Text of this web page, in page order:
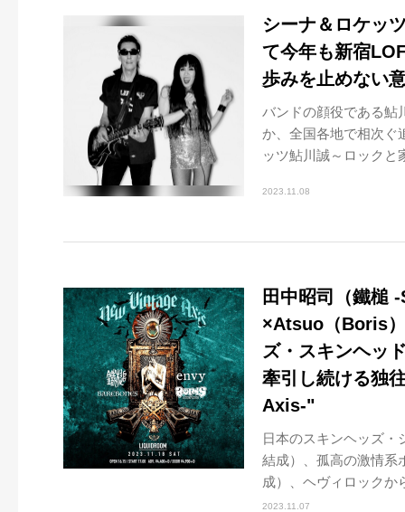
シーナ＆ロケッ
て今年も新宿
歩みを止めない
バンドの顔役である鮎
か、全国各地で相次ぐ
ッツ鮎川誠～ロックと
2023.11.08
田中昭司（鐵槌
×Atsuo（Boris
ズ・スキンヘッ
牽引し続ける独
Axis-"
日本のスキンヘッズ・
結成）、孤高の激情系
成）、ヘヴィロックか
2023.11.07